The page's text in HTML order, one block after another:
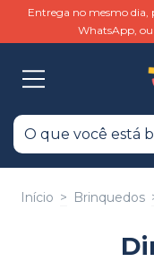
Entrega no mesmo dia,
WhatsApp, ou
Início > Brinquedos